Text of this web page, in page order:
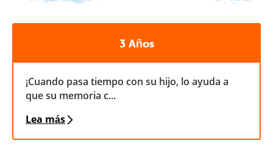
3 Años
¡Cuando pasa tiempo con su hijo, lo ayuda a
que su memoria c...
Lea más